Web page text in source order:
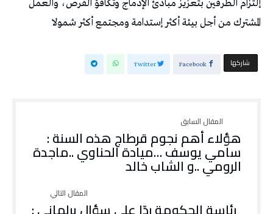
إلتزام الطرفين بتعزيز مبادئ الإدماج وتكافؤ الفرص، والعمل
المشترك من أجل بيئة أكثر إستدامة ومجتمع أكثر شمولا
‫‫ شاركها‬ Facebook
Twitter
هؤلاء أهم نجوم قرطاج هذه السنة :
سامي يوسف …ميادة الحناوي ..ماجدة
الرومي ..و الشاب خالد